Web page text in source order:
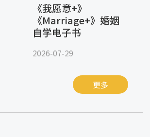
《我愿意+》
《Marriage+》婚姻
自学电子书
2026-07-29
更多